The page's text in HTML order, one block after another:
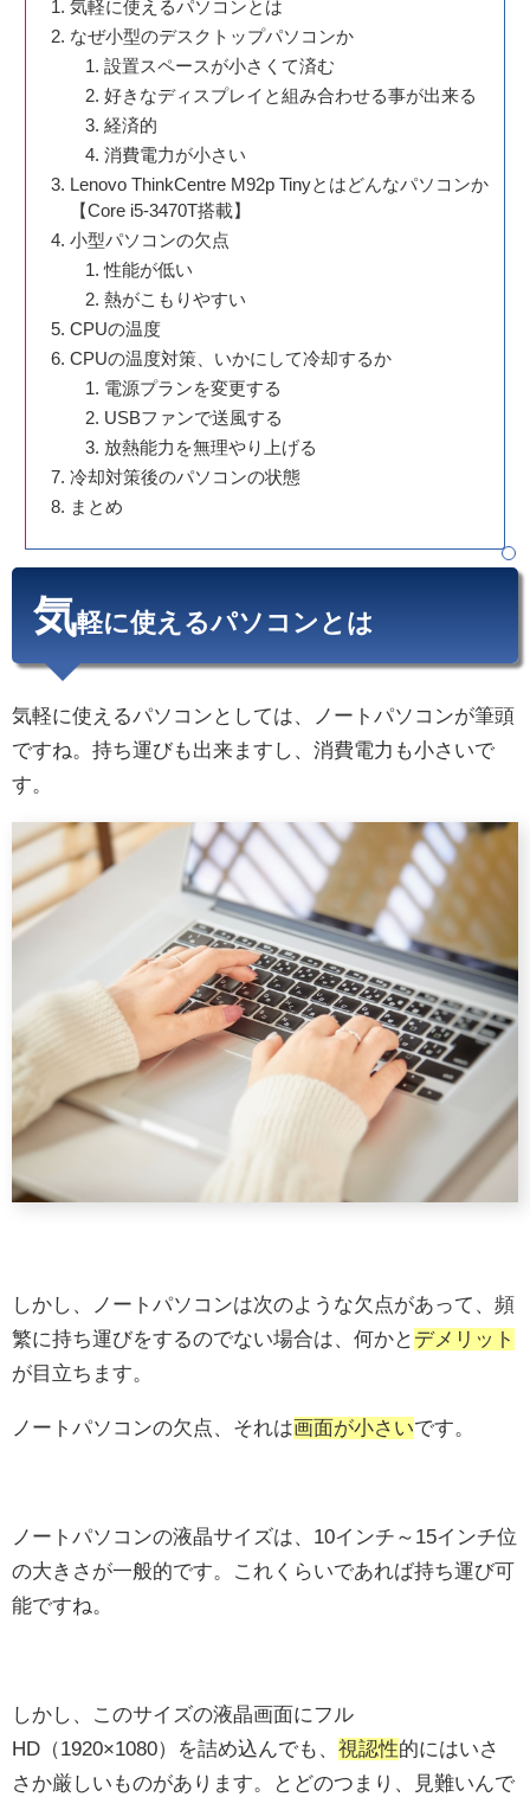
気軽に使えるパソコンとは
なぜ小型のデスクトップパソコンか
設置スペースが小さくて済む
好きなディスプレイと組み合わせる事が出来る
経済的
消費電力が小さい
Lenovo ThinkCentre M92p Tinyとはどんなパソコンか
【Core i5-3470T搭載】
小型パソコンの欠点
性能が低い
熱がこもりやすい
CPUの温度
CPUの温度対策、いかにして冷却するか
電源プランを変更する
USBファンで送風する
放熱能力を無理やり上げる
冷却対策後のパソコンの状態
まとめ
気軽に使えるパソコンとは
気軽に使えるパソコンとしては、ノートパソコンが筆頭
ですね。持ち運びも出来ますし、消費電力も小さいで
す。
しかし、ノートパソコンは次のような欠点があって、頻
繁に持ち運びをするのでない場合は、何かと デメリット
が目立ちます。
ノートパソコンの欠点、それは画面が小さいです。
ノートパソコンの液晶サイズは、10インチ～15インチ位
の大きさが一般的です。これくらいであれば持ち運び可
能ですね。
しかし、このサイズの液晶画面にフル
HD（1920×1080）を詰め込んでも、 視認性的にはいさ
さか厳しいものがあります。とどのつまり、見難いんで